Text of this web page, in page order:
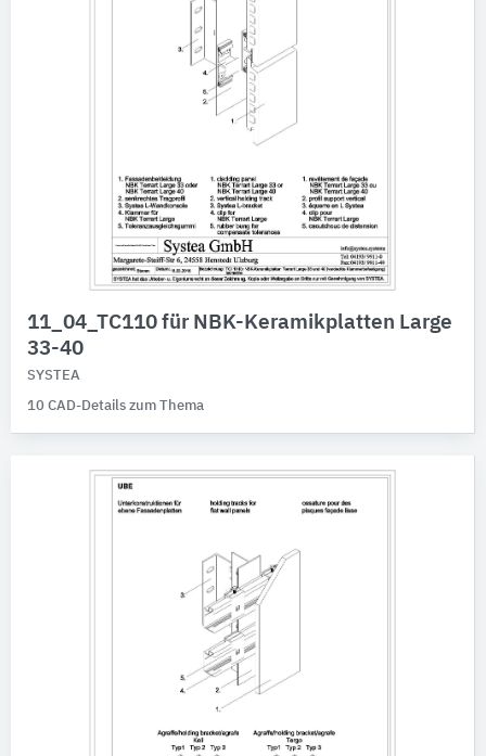
11_04_TC110 für NBK-Keramikplatten Large
33-40
SYSTEA
10 CAD-Details zum Thema